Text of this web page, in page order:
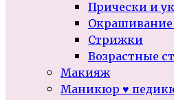
Прически и
Окрашивание
Стрижки
Возрастные
Макияж
Маникюр ♥